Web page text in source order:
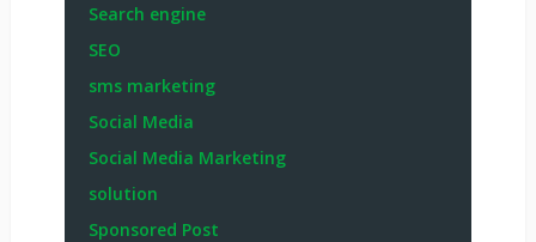
Search engine
SEO
sms marketing
Social Media
Social Media Marketing
solution
Sponsored Post